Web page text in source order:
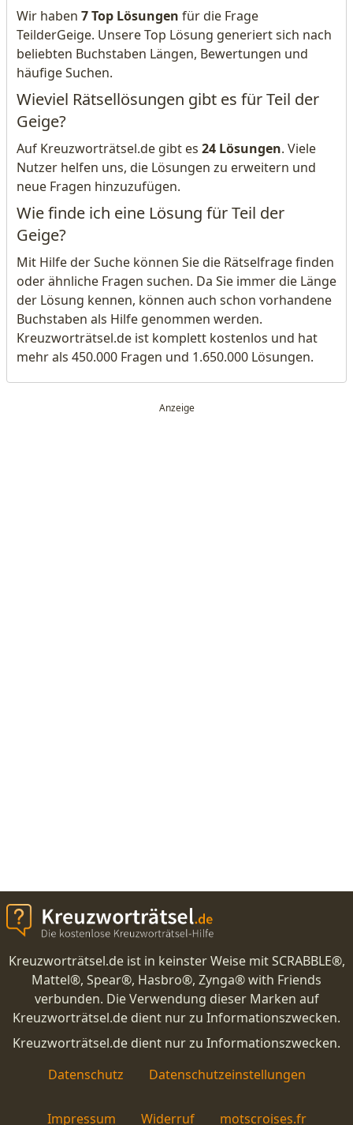
Wir haben 7 Top Lösungen für die Frage
TeilderGeige. Unsere Top Lösung generiert sich nach
beliebten Buchstaben Längen, Bewertungen und
häufige Suchen.
Wieviel Rätsellösungen gibt es für Teil der
Geige?
Auf Kreuzworträtsel.de gibt es 24 Lösungen. Viele
Nutzer helfen uns, die Lösungen zu erweitern und
neue Fragen hinzuzufügen.
Wie finde ich eine Lösung für Teil der
Geige?
Mit Hilfe der Suche können Sie die Rätselfrage finden
oder ähnliche Fragen suchen. Da Sie immer die Länge
der Lösung kennen, können auch schon vorhandene
Buchstaben als Hilfe genommen werden.
Kreuzworträtsel.de ist komplett kostenlos und hat
mehr als 450.000 Fragen und 1.650.000 Lösungen.
Kreuzworträtsel.de ist in keinster Weise mit SCRABBLE®,
Mattel®, Spear®, Hasbro®, Zynga® with Friends
verbunden. Die Verwendung dieser Marken auf
Kreuzworträtsel.de dient nur zu Informationszwecken.
Kreuzworträtsel.de dient nur zu Informationszwecken.
Datenschutz
Datenschutzeinstellungen
Impressum Widerruf motscroises.fr